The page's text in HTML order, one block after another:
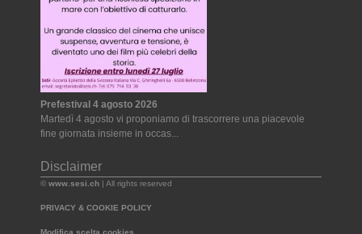
Prefestival 4 agosto 2026
Martedì 4 agosto vi proponiamo di trascorrere una piacevole
fine giornata insieme in occas...
Disclaimer
© www.sesi.ch | All rights reserved
PRIVACY & COOKIE POLICY